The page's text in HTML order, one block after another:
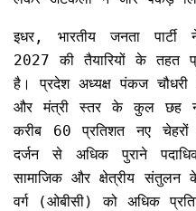
इधर, भारतीय जनता पार्टी
2027 की तैयारियों के तहत
है। प्रदेश अध्यक्ष पंकज चौधरी
और मंत्री स्तर के कुल छह
करीब 60 प्रतिशत नए
दर्जन से अधिक पुराने
सामाजिक और क्षेत्रीय संतुलन
वर्ग (ओबीसी) को अधिक